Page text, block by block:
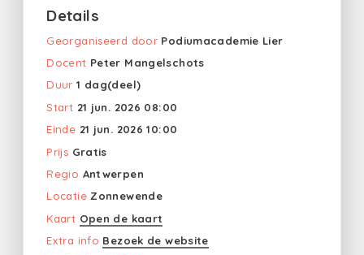
Details
Georganiseerd door Podiumacademie Lier
Docent Peter Mangelschots
Duur 1 dag(deel)
Start 21 jun. 2026 08:00
Einde 21 jun. 2026 10:00
Prijs Gratis
Regio Antwerpen
Locatie Zonnewende
Kaart Open de kaart
Extra info Bezoek de website